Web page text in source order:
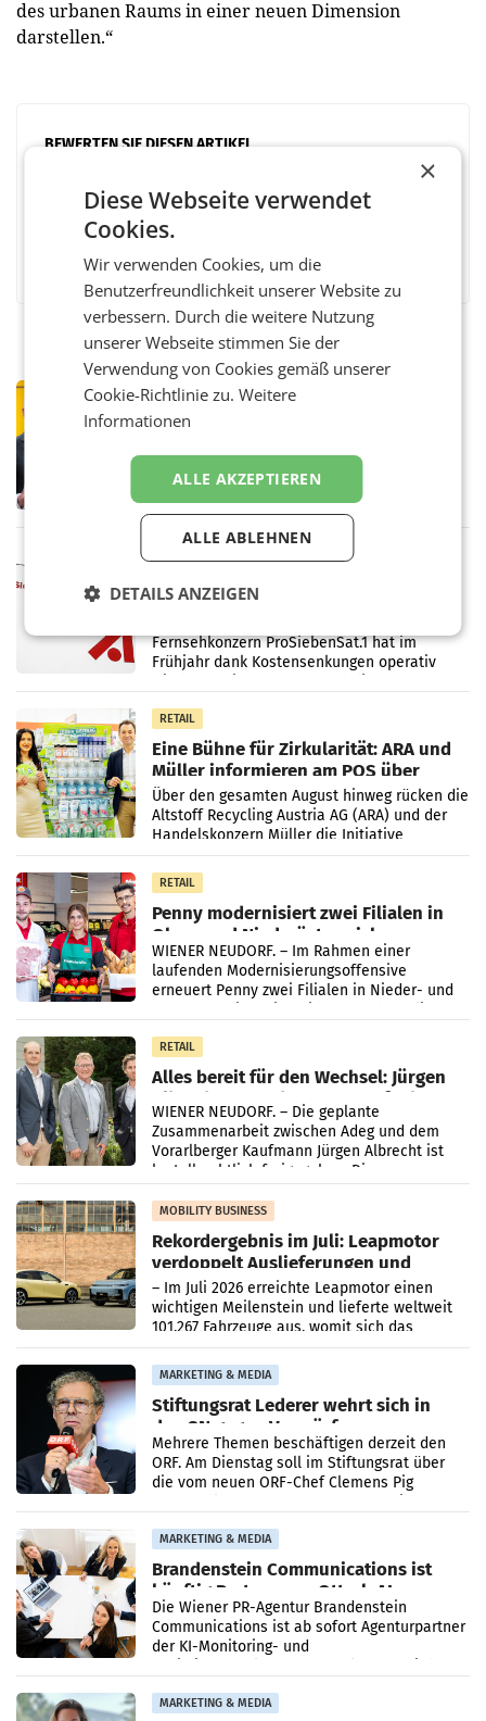
des urbanen Raums in einer neuen Dimension
darstellen.“
BEWERTEN SIE DIESEN ARTIKEL
PRIMENEWS
Österreichische Post: Umsatzplus im
WIEN Die Österreichische Post AG hat im
ersten Halbjahr 2026 einen Konzernumsatz
von 1.544,0 Mio. EUR erwirtschaftet, was
einem Plus von 3,8 Prozent gegenüber dem
Vergleichszeitraum
ProSiebenSat.1 spart und macht
überraschend viel Gewinn
Fernsehkonzern ProSiebenSat.1 hat im
Frühjahr dank Kostensenkungen operativ
RETAIL
Eine Bühne für Zirkularität: ARA und
Müller informieren am POS über
Kreislauffähigkeit
Über den gesamten August hinweg rücken die
Altstoff Recycling Austria AG (ARA) und der
Handelskonzern Müller die Initiative
„Kreislauf-Helden“ in allen österreichischen
Müller-Filialen
RETAIL
Penny modernisiert zwei Filialen in
Ober- und Niederösterreich
WIENER NEUDORF. – Im Rahmen einer
laufenden Modernisierungsoffensive
erneuert Penny zwei Filialen in Nieder- und
RETAIL
Alles bereit für den Wechsel: Jürgen
Albrecht setzt ab 1.1.2027 auf Adeg
WIENER NEUDORF. – Die geplante
Zusammenarbeit zwischen Adeg und dem
Vorarlberger Kaufmann Jürgen Albrecht ist
kartellrechtlich freigegeben: Die
Bundeswettbewerbsbehörde und der
Bundeskartellanwalt
MOBILITY BUSINESS
Rekordergebnis im Juli: Leapmotor
verdoppelt Auslieferungen und
überschreitet die 100.000er-Marke
– Im Juli 2026 erreichte Leapmotor einen
wichtigen Meilenstein und lieferte weltweit
101.267 Fahrzeuge aus, womit sich das
Ergebnis gegenüber Juli 2025 mehr als
verdoppelte (+102
MARKETING & MEDIA
Stiftungsrat Lederer wehrt sich in
den SN gegen Vorwürfe
Mehrere Themen beschäftigen derzeit den
ORF. Am Dienstag soll im Stiftungsrat über
die vom neuen ORF-Chef Clemens Pig
MARKETING & MEDIA
Brandenstein Communications ist
künftig Partner von OtterlyAI
Die Wiener PR-Agentur Brandenstein
Communications ist ab sofort Agenturpartner
der KI-Monitoring- und
MARKETING & MEDIA
×
Diese Webseite verwendet
Cookies.
Wir verwenden Cookies, um die
Benutzerfreundlichkeit unserer Website zu
verbessern. Durch die weitere Nutzung
unserer Webseite stimmen Sie der
Verwendung von Cookies gemäß unserer
Cookie-Richtlinie zu.Weitere
Informationen
ALLE AKZEPTIEREN
ALLE ABLEHNEN
DETAILS ANZEIGEN